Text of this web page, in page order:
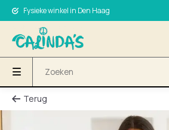
Fysieke winkel in Den Haag
Terug